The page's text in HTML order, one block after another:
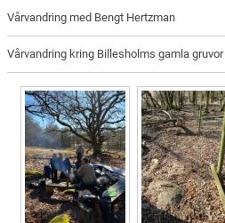
Vårvandring med Bengt Hertzman
Vårvandring kring Billesholms gamla gruvor